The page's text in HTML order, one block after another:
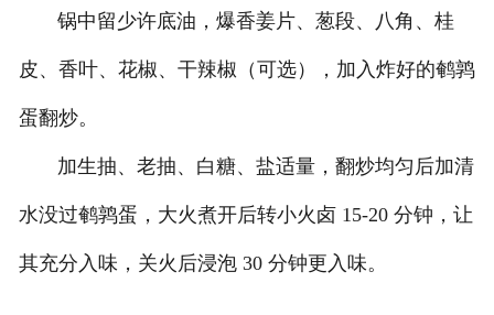
锅中留少许底油，爆香姜片、葱段、八角、桂
皮、香叶、花椒、干辣椒（可选），加入炸好的鹌鹑
蛋翻炒。
加生抽、老抽、白糖、盐适量，翻炒均匀后加清
水没过鹌鹑蛋，大火煮开后转小火卤 15-20 分钟，让
其充分入味，关火后浸泡 30 分钟更入味。